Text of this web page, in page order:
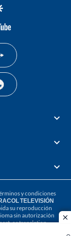
google
youtube-
y condiciones
TELEVISIÓN
su reproducción
sin autorización
or translation